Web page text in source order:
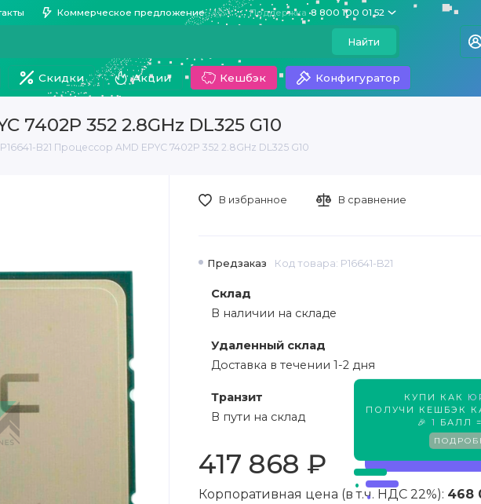
Коммерческое предложение Поддержка 8 800 100 01 52
Найти
Скидки Акции Кешбэк Конфигуратор
7402P 352 2.8GHz DL325 G10
P16641-B21 Процессор AMD EPYC 7402P 352 2.8GHz DL325 G10
КУПИ КАК
ПОЛУЧИ КЕШБЭК
🎉 1 БАЛЛ =
Предзаказ Код товара: P16641-B21
Склад
В наличии на складе
Удаленный склад
Доставка в течении 1-2 дня
Транзит
В пути на склад
417 868 ₽
Корпоративная цена (в т.ч. НДС 22%): 468
В избранное В сравнение